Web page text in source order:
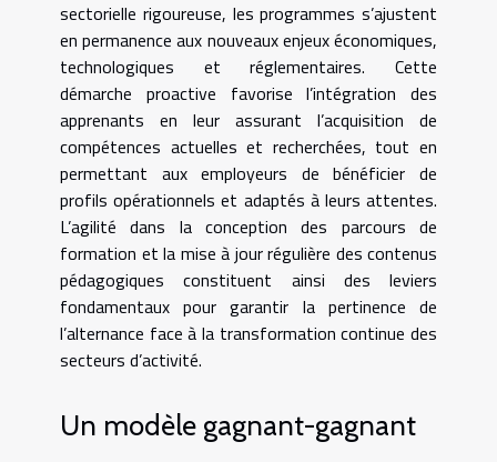
sectorielle rigoureuse, les programmes s’ajustent
en permanence aux nouveaux enjeux économiques,
technologiques et réglementaires. Cette
démarche proactive favorise l’intégration des
apprenants en leur assurant l’acquisition de
compétences actuelles et recherchées, tout en
permettant aux employeurs de bénéficier de
profils opérationnels et adaptés à leurs attentes.
L’agilité dans la conception des parcours de
formation et la mise à jour régulière des contenus
pédagogiques constituent ainsi des leviers
fondamentaux pour garantir la pertinence de
l’alternance face à la transformation continue des
secteurs d’activité.
Un modèle gagnant-gagnant